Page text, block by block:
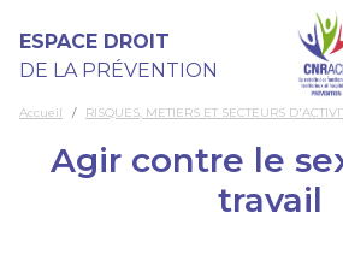
ESPACE DROIT
DE LA PRÉVENTION
Accueil RISQUES, METIERS ET SECTEURS
Agir contre le
travail